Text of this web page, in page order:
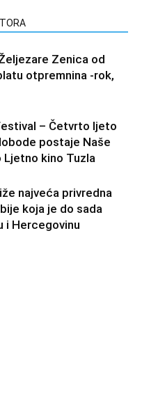
Zenica od
otpremnina -rok,
– Četvrto ljeto
postaje Naše
kino Tuzla
najveća privredna
koja je do sada
i Hercegovinu